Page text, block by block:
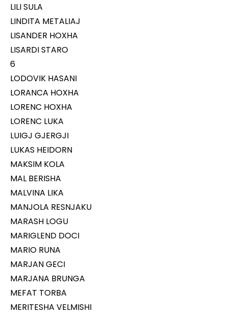
LILI SULA
LINDITA METALIAJ
LISANDER HOXHA
LISARDI STARO
6
LODOVIK HASANI
LORANCA HOXHA
LORENC HOXHA
LORENC LUKA
LUIGJ GJERGJI
LUKAS HEIDORN
MAKSIM KOLA
MAL BERISHA
MALVINA LIKA
MANJOLA RESNJAKU
MARASH LOGU
MARIGLEND DOCI
MARIO RUNA
MARJAN GECI
MARJANA BRUNGA
MEFAT TORBA
MERITESHA VELMISHI